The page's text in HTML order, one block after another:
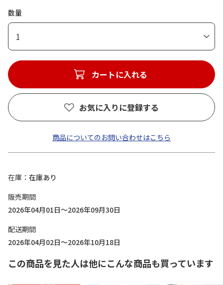
数量
1
カートに入れる
お気に入りに登録する
商品についてのお問い合わせはこちら
在庫
在庫あり
販売期間
2026年04月01日～2026年09月30日
配送期間
2026年04月02日～2026年10月18日
この商品を見た人は他にこんな商品も買っています